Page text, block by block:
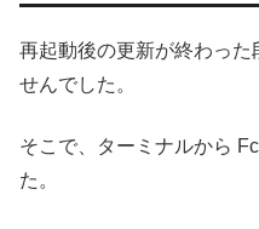
再起動後の更新が終わった
せんでした。
そこで、ターミナルから
た。